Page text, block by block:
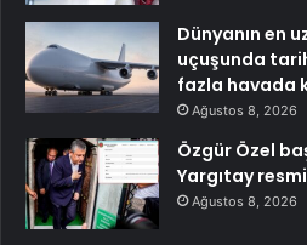
Dünyanın en
uçuşunda
fazla havada
Ağustos 8, 2026
Özgür Özel
Yargıtay
Ağustos 8, 2026